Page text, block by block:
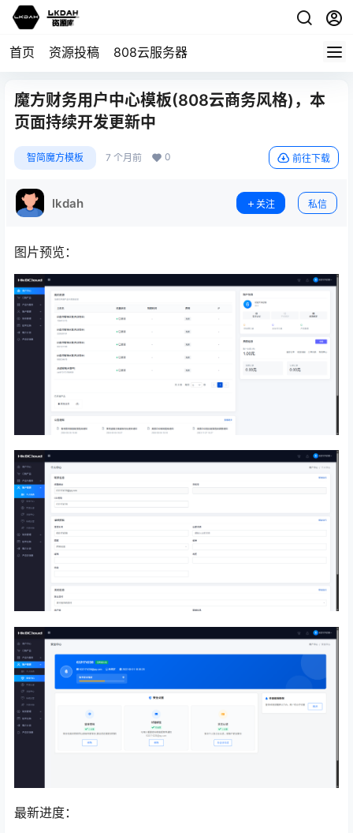
首页 资源投稿 808云服务器
魔方财务用户中心模板(808云商务风格)，本
页面持续开发更新中
智简魔方模板 7 个月前 0 前往下载
lkdah 关注 私信
图片预览：
最新进度：